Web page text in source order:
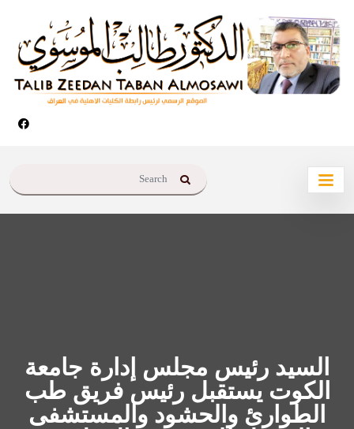
السيد رئيس مجلس إدارة جامعة
الكوت يستقبل رئيس فريق طب
الطوارئ والحشود والمستشفى